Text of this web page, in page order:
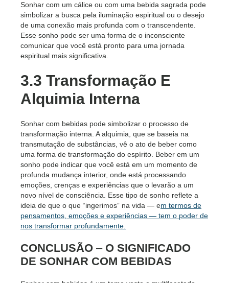
Sonhar com um cálice ou com uma bebida sagrada pode
simbolizar a busca pela iluminação espiritual ou o desejo
de uma conexão mais profunda com o transcendente.
Esse sonho pode ser uma forma de o inconsciente
comunicar que você está pronto para uma jornada
espiritual mais significativa.
3.3 Transformação E
Alquimia Interna
Sonhar com bebidas pode simbolizar o processo de
transformação interna. A alquimia, que se baseia na
transmutação de substâncias, vê o ato de beber como
uma forma de transformação do espírito. Beber em um
sonho pode indicar que você está em um momento de
profunda mudança interior, onde está processando
emoções, crenças e experiências que o levarão a um
novo nível de consciência. Esse tipo de sonho reflete a
ideia de que o que “ingerimos” na vida — em termos de
pensamentos, emoções e experiências — tem o poder de
nos transformar profundamente.
CONCLUSÃO – O SIGNIFICADO
DE SONHAR COM BEBIDAS